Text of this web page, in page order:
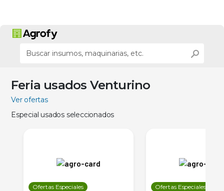
Feria usados Venturino
Ver ofertas
Especial usados seleccionados
Ofertas Especiales Ofertas Especiales